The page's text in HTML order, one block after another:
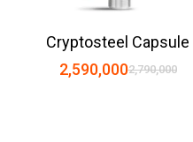
Cryptosteel Capsule
2,790,000
2,590,000